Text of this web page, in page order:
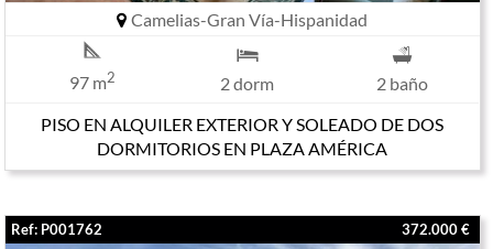
Camelias-Gran Vía-Hispanidad
97 m2 2 dorm
2 baño
PISO EN ALQUILER EXTERIOR Y SOLEADO DE DOS
DORMITORIOS EN PLAZA AMÉRICA
Ref: P001762 372.000 €